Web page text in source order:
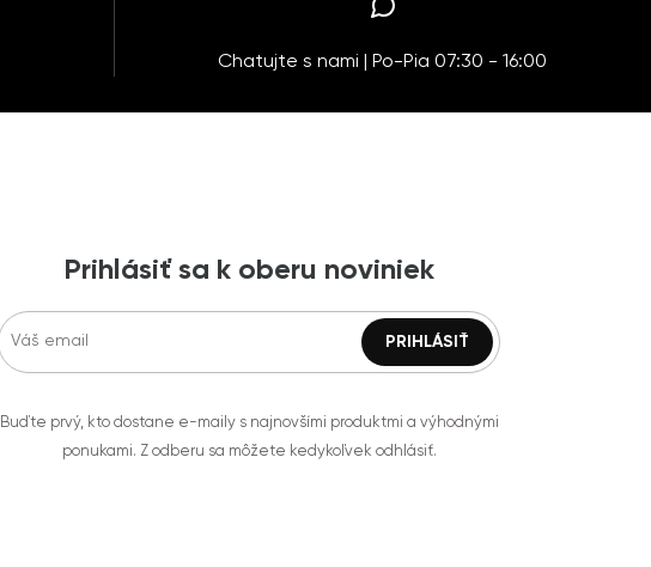
Chatujte s nami | Po-Pia 07:30 - 16:00
Prihlásiť sa k oberu noviniek
Buďte prvý, kto dostane e-maily s najnovšími produktmi a výhodnými
ponukami. Z odberu sa môžete kedykoľvek odhlásiť.